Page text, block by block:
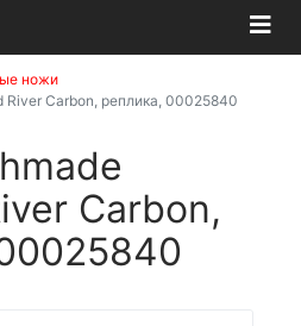
ножи
Carbon, реплика, 00025840
Carbon,